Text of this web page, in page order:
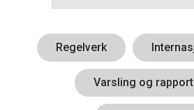
Regelverk
Varsling og